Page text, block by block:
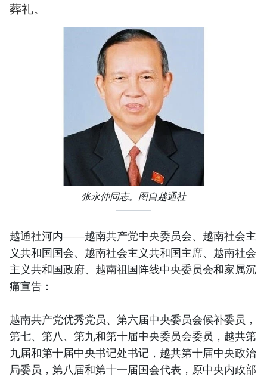
葬礼。
张永仲同志。图自越通社
越通社河内——越南共产党中央委员会、越南社会主
义共和国国会、越南社会主义共和国主席、越南社会
主义共和国政府、越南祖国阵线中央委员会和家属沉
痛宣告：
越南共产党优秀党员、第六届中央委员会候补委员，
第七、第八、第九和第十届中央委员会委员，越共第
九届和第十届中央书记处书记，越共第十届中央政治
局委员，第八届和第十一届国会代表，原中央内政部